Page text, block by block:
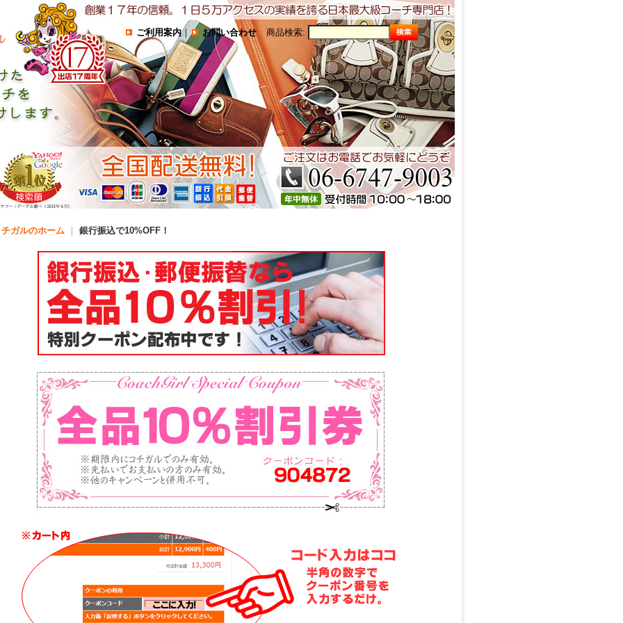
ご利用案内｜ お問い合わせ 商品検索:
ガルのホーム 銀行振込で10%OFF！